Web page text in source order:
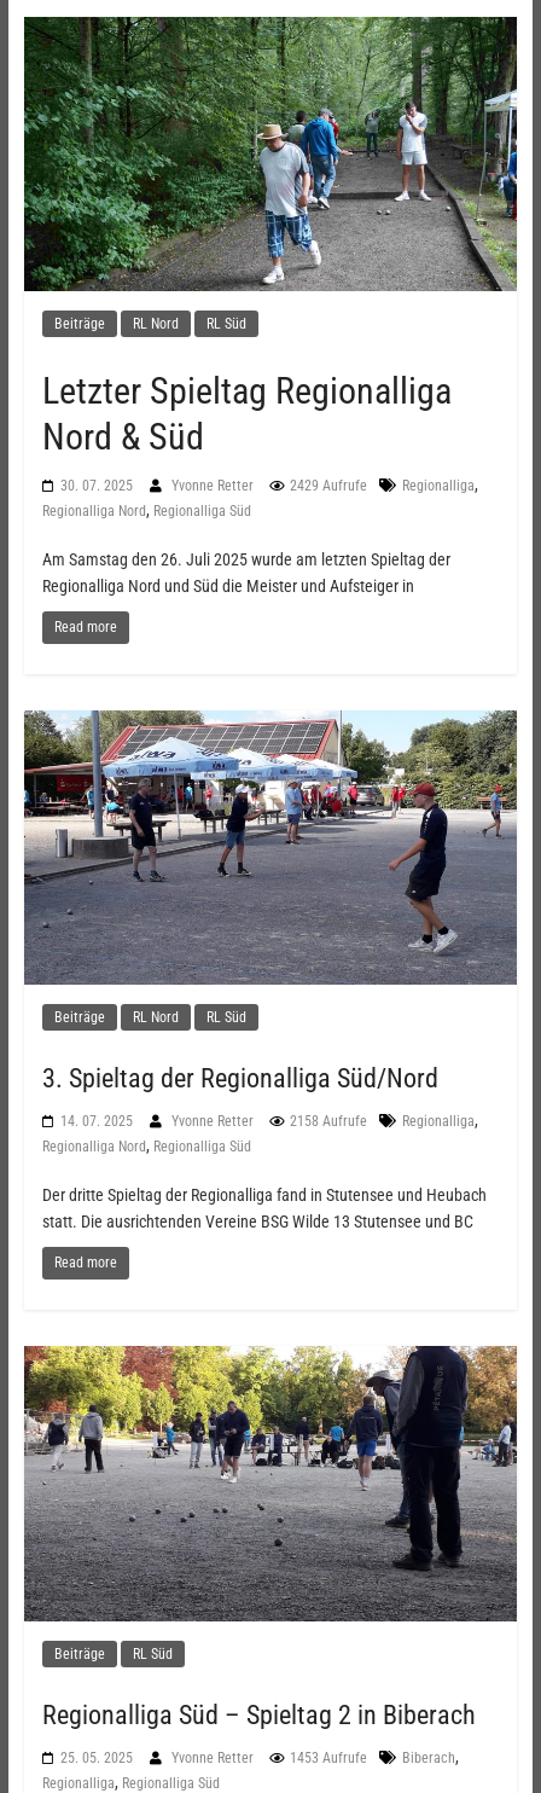
Beiträge RL Nord RL Süd
Letzter Spieltag Regionalliga
Nord & Süd
30. 07. 2025 Yvonne Retter 2429 Aufrufe Regionalliga,
Regionalliga Nord, Regionalliga Süd
Am Samstag den 26. Juli 2025 wurde am letzten Spieltag der
Regionalliga Nord und Süd die Meister und Aufsteiger in
Read more
Beiträge RL Nord RL Süd
3. Spieltag der Regionalliga Süd/Nord
14. 07. 2025 Yvonne Retter 2158 Aufrufe Regionalliga,
Regionalliga Nord, Regionalliga Süd
Der dritte Spieltag der Regionalliga fand in Stutensee und Heubach
statt. Die ausrichtenden Vereine BSG Wilde 13 Stutensee und BC
Read more
Beiträge RL Süd
Regionalliga Süd – Spieltag 2 in Biberach
25. 05. 2025 Yvonne Retter 1453 Aufrufe Biberach,
Regionalliga, Regionalliga Süd